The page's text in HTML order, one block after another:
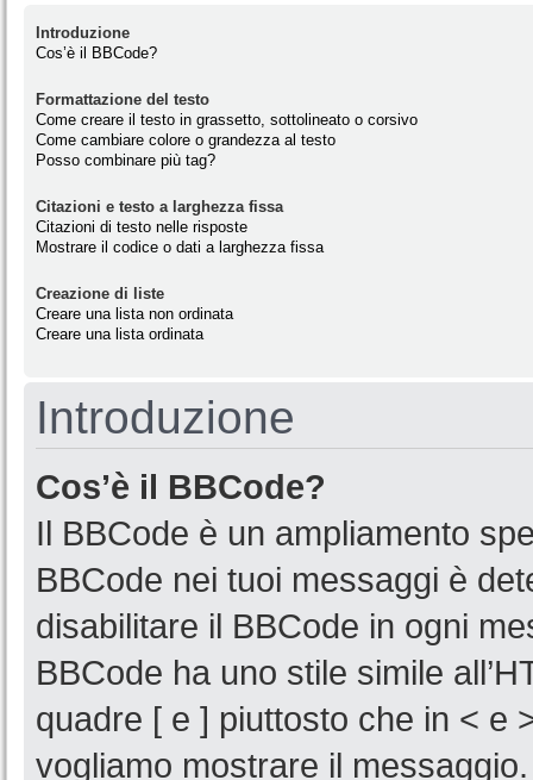
Introduzione
Cos’è il BBCode?
Formattazione del testo
Come creare il testo in grassetto, sottolineato o corsivo
Come cambiare colore o grandezza al testo
Posso combinare più tag?
Citazioni e testo a larghezza fissa
Citazioni di testo nelle risposte
Mostrare il codice o dati a larghezza fissa
Creazione di liste
Creare una lista non ordinata
Creare una lista ordinata
Introduzione
Cos’è il BBCode?
Il BBCode è un ampliamento
BBCode nei tuoi messaggi è
disabilitare il BBCode in ogni
BBCode ha uno stile simile
quadre [ e ] piuttosto che in < e
vogliamo mostrare il